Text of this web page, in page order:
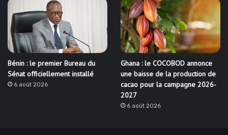
Bénin : le premier Bureau du
Sénat officiellement installé
6 août 2026
Ghana : le COCOBOD annonce
une baisse de la production de
cacao pour la campagne 2026-
2027
6 août 2026